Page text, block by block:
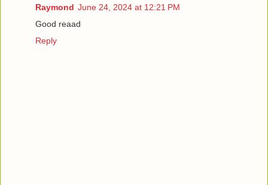
Raymond June 24, 2024 at 12:21 PM
Good reaad
Reply